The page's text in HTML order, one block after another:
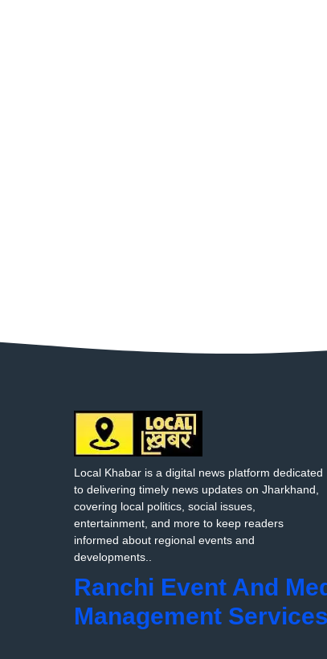
Local Khabar is a digital news platform dedicated
to delivering timely news updates on Jharkhand,
covering local politics, social issues,
entertainment, and more to keep readers
informed about regional events and
developments..
Ranchi Event And
Management Services